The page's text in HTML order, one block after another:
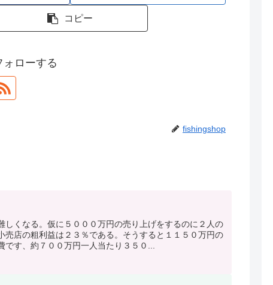
コピー
ローする
fishingshop
しくなる。仮に５０００万円の売り上げをするのに２人の
売店の粗利益は２３％である。そうすると１１５０万円の
す、約７００万円一人当たり３５０...